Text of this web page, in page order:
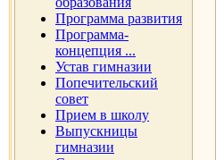
Программа развития
Программа-
концепция ...
Устав гимназии
Попечительский
совет
Прием в школу
Выпускницы
гимназии